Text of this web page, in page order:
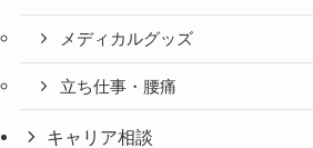
メディカルグッズ
立ち仕事・腰痛
キャリア相談